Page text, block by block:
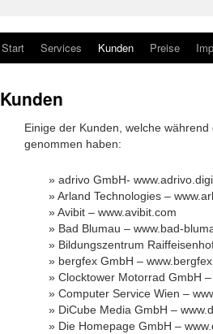
Start Services Kunden Preise
Kunden
Einige der Kunden, welche
genommen haben:
» adrivo GmbH-
» Arland Technologies –
» Avibit – www.avibit.com
» Bad Blumau – www.bad-
» Bildungszentrum
» bergfex GmbH –
» Clocktower Motorrad GmbH
» Computer Service Wien –
» DiCube Media GmbH –
» Die Homepage GmbH –